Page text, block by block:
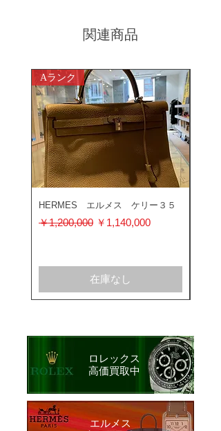
関連商品
Aランク
HERMES エルメス ケリー３５
通常価格
￥1,200,000 セール価格
￥1,140,000
在庫なし
ロレックス
​高価買取中
​エルメス